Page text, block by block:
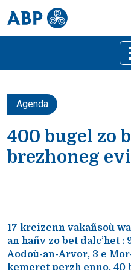
Agenda
400 bugel zo
brezhoneg
17 kreizenn vakañsoù
an hañv zo bet dalc’het :
Aodoù-an-Arvor, 3 e
kemeret perzh enno. 40